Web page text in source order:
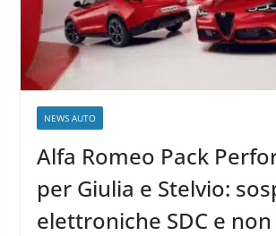
NEWS AUTO
Alfa Romeo Pack
per Giulia e Stelvio:
elettroniche SDC e